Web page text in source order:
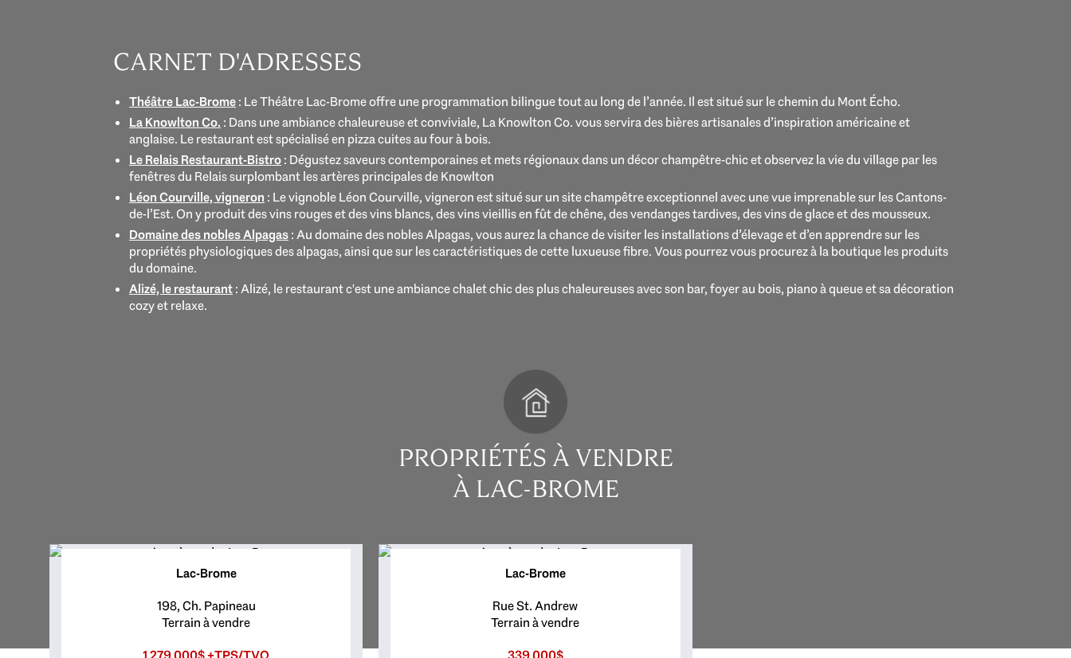
CARNET D'ADRESSES
Théâtre Lac-Brome: Le Théâtre Lac-Brome offre une programmation bilingue tout au long de l’année. Il est situé sur le chemin du Mont Écho.
La Knowlton Co. : Dans une ambiance chaleureuse et conviviale, La Knowlton Co. vous servira des bières artisanales d’inspiration américaine et
anglaise. Le restaurant est spécialisé en pizza cuites au four à bois.
Le Relais Restaurant-Bistro: Dégustez saveurs contemporaines et mets régionaux dans un décor champêtre-chic et observez la vie du village par les
fenêtres du Relais surplombant les artères principales de Knowlton
Léon Courville, vigneron : Le vignoble Léon Courville, vigneron est situé sur un site champêtre exceptionnel avec une vue imprenable sur les Cantons-
de-l’Est. On y produit des vins rouges et des vins blancs, des vins vieillis en fût de chêne, des vendanges tardives, des vins de glace et des mousseux.
Domaine des nobles Alpagas: Au domaine des nobles Alpagas, vous aurez la chance de visiter les installations d’élevage et d’en apprendre sur les
propriétés physiologiques des alpagas, ainsi que sur les caractéristiques de cette luxueuse fibre. Vous pourrez vous procurez à la boutique les produits
du domaine.
Alizé, le restaurant: Alizé, le restaurant c'est une ambiance chalet chic des plus chaleureuses avec son bar, foyer au bois, piano à queue et sa décoration
cozy et relaxe.
PROPRIÉTÉS À VENDRE
À LAC-BROME
Lac-Brome
198, Ch. Papineau
Terrain à vendre
Lac-Brome
Rue St. Andrew
Terrain à vendre